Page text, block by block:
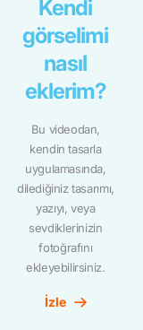
Kendi
görselimi
nasıl
eklerim?
Bu videodan,
kendin tasarla
uygulamasında,
dilediğiniz tasarımı,
yazıyı, veya
sevdiklerinizin
fotoğrafını
ekleyebilirsiniz.
İzle